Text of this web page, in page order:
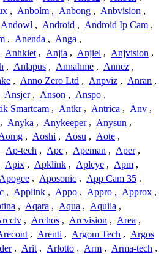
, Anbolm , Anbong , Anbvision ,
Andowl , Android , Android Ip Cam ,
, Anenda , Anga ,
Anhkiet , Anjia , Anjiel , Anjvision ,
, Anlapus , Annahme , Annez ,
, Anno Zero Ltd , Anpviz , Anran ,
Ansjer , Anson , Anspo ,
Smartcam , Antkr , Antrica , Anv ,
, Anyka , Anykeeper , Anysun ,
, Aoshi , Aosu , Aote ,
Ap-tech , Apc , Apeman , Aper ,
Apix , Apklink , Apleye , Apm ,
Apogee , Aposonic , App Cam 35 ,
, Applink , Appo , Appro , Approx ,
, Aqara , Aqua , Aquila ,
, Archos , Arcvision , Area ,
, Arenti , Argom Tech , Argos
, Arit , Arlotto , Arm , Arma-tech ,